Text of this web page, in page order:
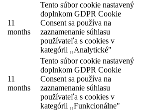
11
months
Tento súbor cookie nastavený
doplnkom GDPR Cookie
Consent sa používa na
zaznamenanie súhlasu
používateľa s cookies v
kategórii ,,Analytické"
11
months
Tento súbor cookie nastavený
doplnkom GDPR Cookie
Consent sa používa na
zaznamenanie súhlasu
používateľa s cookies v
kategórii ,,Funkcionálne"